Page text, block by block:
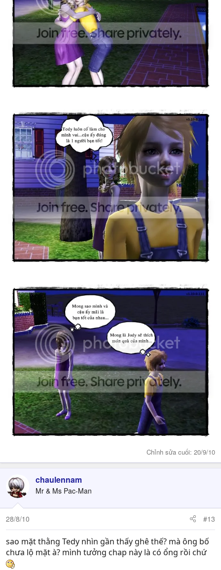
Chỉnh sửa cuối: 20/9/10
chaulennam
Mr & Ms Pac-Man
28/8/10 #13
sao mặt thằng Tedy nhìn gần thấy ghê thế? mà ông bố
chưa lộ mặt à? mình tưởng chap này là có ổng rồi chứ